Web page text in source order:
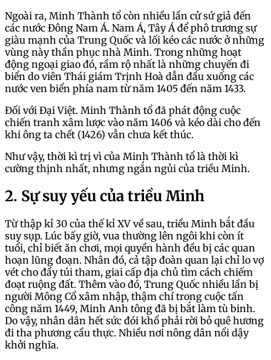
Ngoài ra, Minh Thành tổ còn nhiều lần cử sứ giả đến
các nước Đông Nam Á. Nam Á, Tây Á để phô trương sự
giàu mạnh của Trung Quốc và lối kéo các nước ở những
vùng này thần phục nhà Minh. Trong những hoạt
động ngoại giao đó, rầm rộ nhất là những chuyến đi
biển do viên Thái giám Trịnh Hoà dẫn đầu xuống các
nước ven biển phía nam từ năm 1405 đến năm 1433.
Đối với Đại Việt. Minh Thành tổ đã phát động cuộc
chiến tranh xâm lược vào năm 1406 và kéo dài cho đến
khi ông ta chết (1426) vẫn chưa kết thúc.
Như vậy, thời kì trị vì của Minh Thành tổ là thời kì
cường thịnh nhất, nhưng ngắn ngủi của triều Minh.
2. Sự suy yếu của triều Minh
Từ thập kỉ 30 của thế kỉ XV về sau, triều Minh bắt đầu
suy sụp. Lúc bấy giờ, vua thường lên ngôi khi còn ít
tuổi, chỉ biết ăn chơi, mọi quyền hành đều bị các quan
hoạn lũng đoạn. Nhân đó, cả tập đoàn quan lại chỉ lo vợ
vét cho đầy túi tham, giai cấp địa chủ tìm cách chiếm
đoạt ruộng đất. Thêm vào đó, Trung Quốc nhiều lần bị
người Mông Cổ xâm nhập, thậm chí trong cuộc tấn
công năm 1449, Minh Anh tông đã bị bắt làm tù binh.
Do vậy, nhân dân hết sức đói khổ phải rời bỏ quê hương
đi tha phương cầu thực. Nhiều nơi nông dân nổi dậy
khởi nghĩa.